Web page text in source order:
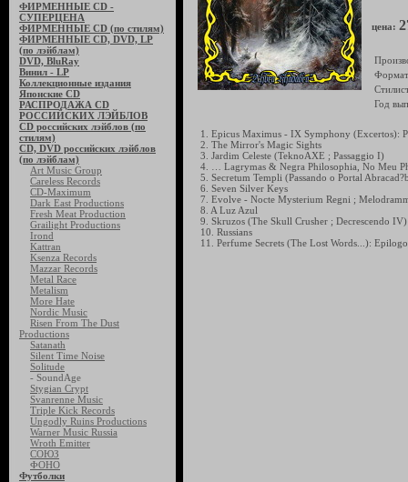
ФИРМЕННЫЕ CD -
СУПЕРЦЕНА
ФИРМЕННЫЕ CD (по стилям)
ФИРМЕННЫЕ CD, DVD, LP
(по лэйблам)
DVD, BluRay
Винил - LP
Коллекционные издания
Японские CD
РАСПРОДАЖА CD
РОССИЙСКИХ ЛЭЙБЛОВ
CD российских лэйблов (по
стилям)
CD, DVD российских лэйблов
(по лэйблам)
Art Music Group
Careless Records
CD-Maximum
Dark East Productions
Fresh Meat Production
Grailight Productions
Irond
Kattran
Ksenza Records
Mazzar Records
Metal Race
Metalism
More Hate
Nordic Music
Risen From The Dust
Productions
Satanath
Silent Time Noise
Solitude
- SoundAge
Stygian Crypt
Svanrenne Music
Triple Kick Records
Ungodly Ruins Productions
Warner Music Russia
Wroth Emitter
СОЮЗ
ФОНО
Футболки
цена:
Год
1. Epicus Maximus - IX Symphony (Excertos):
2. The Mirror's Magic Sights
3. Jardim Celeste (TeknoAXE ; Passaggio I)
4. … Lagrymas & Negra Philosophia, No Meu
5. Secretum Templi (Passando o Portal
6. Seven Silver Keys
7. Evolve - Nocte Mysterium Regni ;
8. A Luz Azul
9. Skruzos (The Skull Crusher ; Decrescendo IV)
10. Russians
11. Perfume Secrets (The Lost Words...): Epilogo